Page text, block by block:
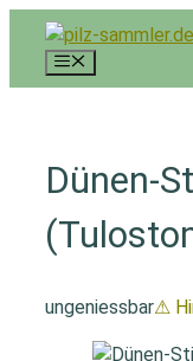
Inhalt
springen
Dünen-
ungeniessbar⚠